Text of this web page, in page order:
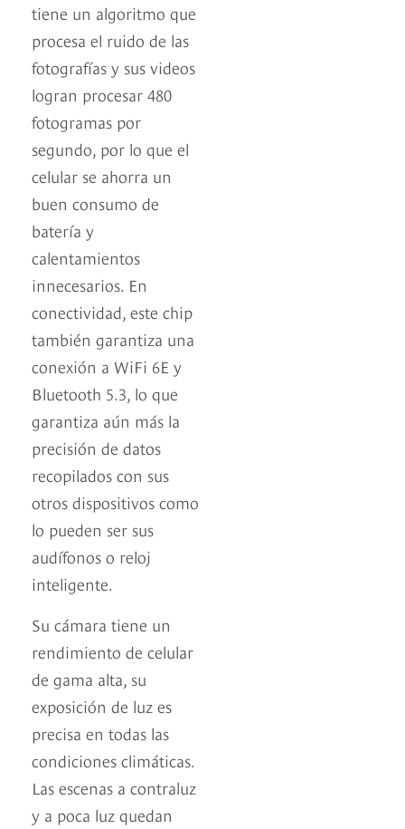
tiene un algoritmo que
procesa el ruido de las
fotografías y sus videos
logran procesar 480
fotogramas por
segundo, por lo que el
celular se ahorra un
buen consumo de
batería y
calentamientos
innecesarios. En
conectividad, este chip
también garantiza una
conexión a WiFi 6E y
Bluetooth 5.3, lo que
garantiza aún más la
precisión de datos
recopilados con sus
otros dispositivos como
lo pueden ser sus
audífonos o reloj
inteligente.
Su cámara tiene un
rendimiento de celular
de gama alta, su
exposición de luz es
precisa en todas las
condiciones climáticas.
Las escenas a contraluz
y a poca luz quedan